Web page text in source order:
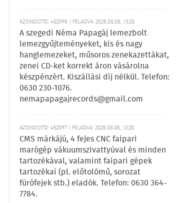
AZONOSÍTÓ: 452096 | FELADVA: 2026.08.06, 13:28
A szegedi Néma Papagáj lemezbolt
lemezgyűjteményeket, kis és nagy
hanglemezeket, műsoros zenekazettákat,
zenei CD-ket korrekt áron vásárolna
készpénzért. Kiszállási díj nélkül. Telefon:
0630 230-1076.
nemapapagajrecords@gmail.com
AZONOSÍTÓ: 452097 | FELADVA: 2026.08.06, 13:28
CMS márkájú, 4 fejes CNC faipari
marógép vákuumszivattyúval és minden
tartozékával, valamint faipari gépek
tartozékai (pl. előtolómű, sorozat
fúrófejek stb.) eladók. Telefon: 0630 364-
7784.